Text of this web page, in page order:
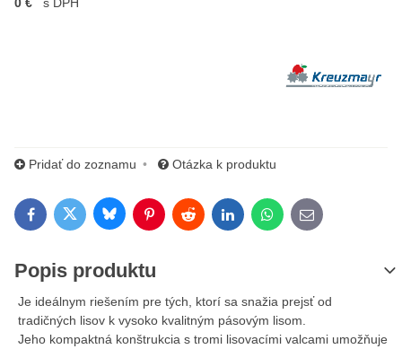
Pridať do zoznamu Otázka k produktu
FacebookTwitterBlueskyPinterestRedditLinkedInWhatsApp
E-mail
Popis produktu
Je ideálnym riešením pre tých, ktorí sa snažia prejsť od
tradičných lisov k vysoko kvalitným pásovým lisom.
Jeho kompaktná konštrukcia s tromi lisovacími valcami umožňuje